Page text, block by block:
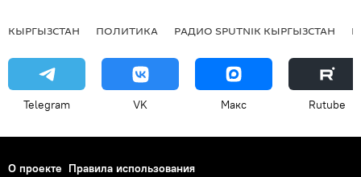
КЫРГЫЗСТАН ПОЛИТИКА РАДИО SPUTNIK КЫРГЫЗСТАН
Telegram VK Макс Rutube
О проекте Правила использования